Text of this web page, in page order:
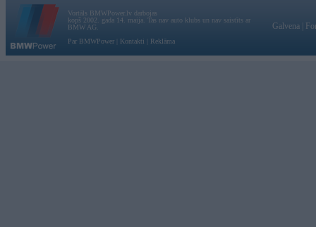
Vortāls BMWPower.lv darbojas
kopš 2002. gada 14. maija. Tas nav auto klubs un nav saistīts ar
BMW AG.
Par BMWPower
Kontakti Reklāma
Galvena